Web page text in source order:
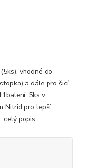
vhodné do
a dále pro šicí
5ks v
Nitrid pro lepší
celý popis